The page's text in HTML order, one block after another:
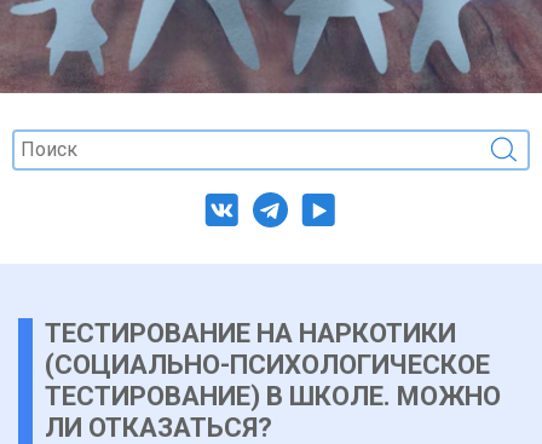
ТЕСТИРОВАНИЕ НА НАРКОТИКИ
(СОЦИАЛЬНО-ПСИХОЛОГИЧЕСКОЕ
ТЕСТИРОВАНИЕ) В ШКОЛЕ. МОЖНО
ЛИ ОТКАЗАТЬСЯ?